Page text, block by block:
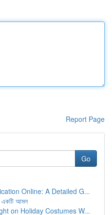
Report Page
Go
Online: A Detailed G...
একটি আমল
on Holiday Costumes W...